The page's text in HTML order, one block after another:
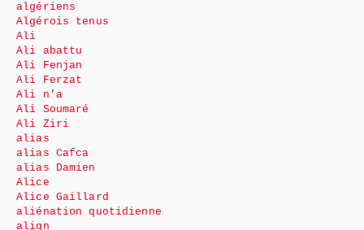
algériens
Algérois tenus
Ali
Ali abattu
Ali Fenjan
Ali Ferzat
Ali n’a
Ali Soumaré
Ali Ziri
alias
alias Cafca
alias Damien
Alice
Alice Gaillard
aliénation quotidienne
align